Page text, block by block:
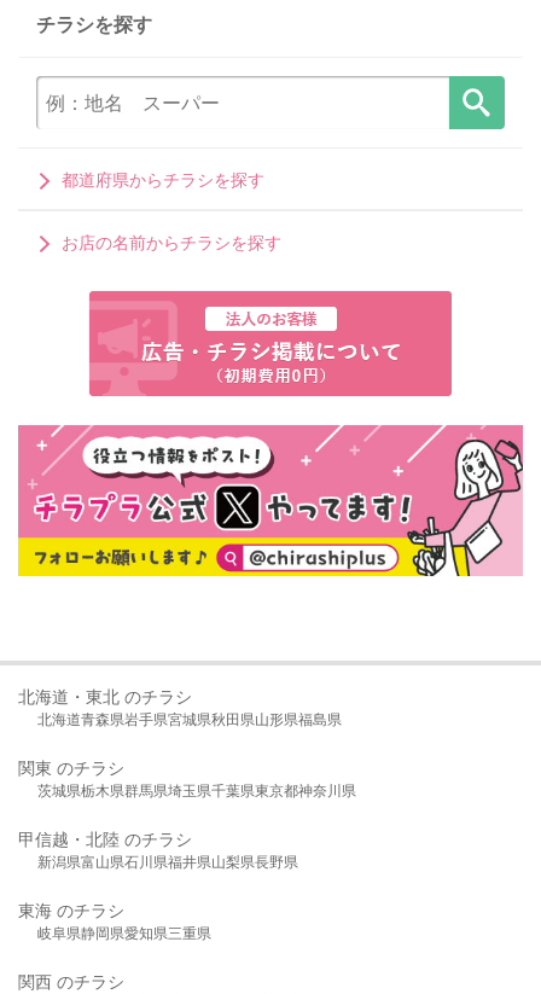
チラシを探す
都道府県からチラシを探す
お店の名前からチラシを探す
北海道・東北 のチラシ
北海道青森県岩手県宮城県秋田県山形県福島県
関東 のチラシ
茨城県栃木県群馬県埼玉県千葉県東京都神奈川県
甲信越・北陸 のチラシ
新潟県富山県石川県福井県山梨県長野県
東海 のチラシ
岐阜県静岡県愛知県三重県
関西 のチラシ